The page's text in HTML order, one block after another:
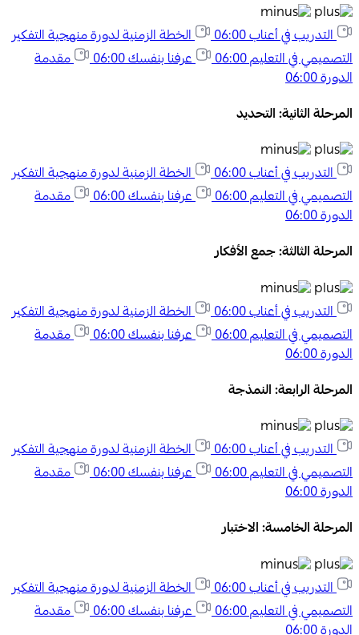
التدريب في أعناب06:00
الخطة الزمنية لدورة منهجية التفكير
التصميمي في التعليم06:00 عرفنا بنفسك06:00
مقدمة
الدورة06:00
المرحلة الثانية: التحديد
التدريب في أعناب06:00
الخطة الزمنية لدورة منهجية التفكير
التصميمي في التعليم06:00 عرفنا بنفسك06:00
مقدمة
الدورة06:00
المرحلة الثالثة: جمع الأفكار
التدريب في أعناب06:00
الخطة الزمنية لدورة منهجية التفكير
التصميمي في التعليم06:00 عرفنا بنفسك06:00
مقدمة
الدورة06:00
المرحلة الرابعة: النمذجة
التدريب في أعناب06:00
الخطة الزمنية لدورة منهجية التفكير
التصميمي في التعليم06:00 عرفنا بنفسك06:00
مقدمة
الدورة06:00
المرحلة الخامسة: الاختبار
التدريب في أعناب06:00
الخطة الزمنية لدورة منهجية التفكير
التصميمي في التعليم06:00 عرفنا بنفسك06:00
مقدمة